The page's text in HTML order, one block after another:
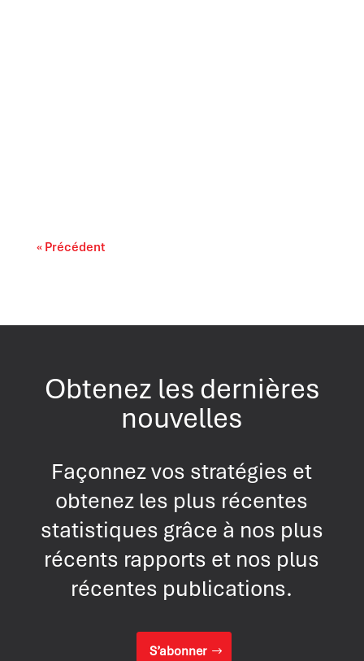
« Précédent
Obtenez les dernières
nouvelles
Façonnez vos stratégies et
obtenez les plus récentes
statistiques grâce à nos plus
récents rapports et nos plus
récentes publications.
S’abonner